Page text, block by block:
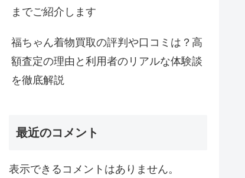
までご紹介します
福ちゃん着物買取の評判や口コミは？高
額査定の理由と利用者のリアルな体験談
を徹底解説
最近のコメント
表示できるコメントはありません。